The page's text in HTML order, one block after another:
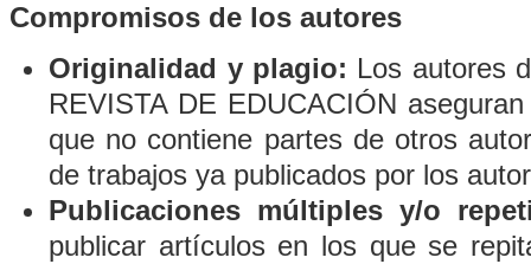
Compromisos de los autores
Originalidad y plagio: Los autores
REVISTA DE EDUCACIÓN
que no contiene partes de otros
de trabajos ya publicados por los
Publicaciones múltiples y/o
publicar artículos en los que se